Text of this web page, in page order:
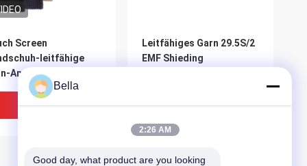
Screen
leitfähige
Antistatisches
Bestpreis
Leitfähiges Garn 29.5S/2
EMF Shieding
Bestpreis
Bella
2:26 AM
Good day, what product are you looking